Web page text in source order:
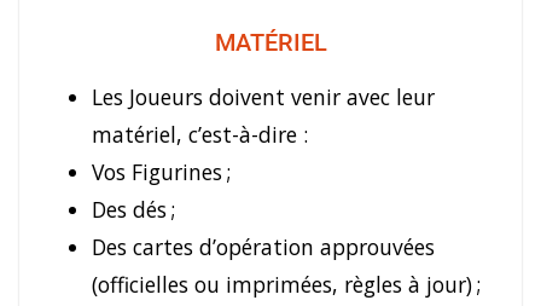
MATÉRIEL
Les Joueurs doivent venir avec leur
matériel, c’est-à-dire :
Vos Figurines ;
Des dés ;
Des cartes d’opération approuvées
(officielles ou imprimées, règles à jour) ;